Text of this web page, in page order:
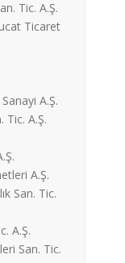
Tic. A.Ş.
Ticaret
A.Ş.
Tic. A.Ş.
A.Ş.
San. Tic.
A.Ş.
San. Tic.